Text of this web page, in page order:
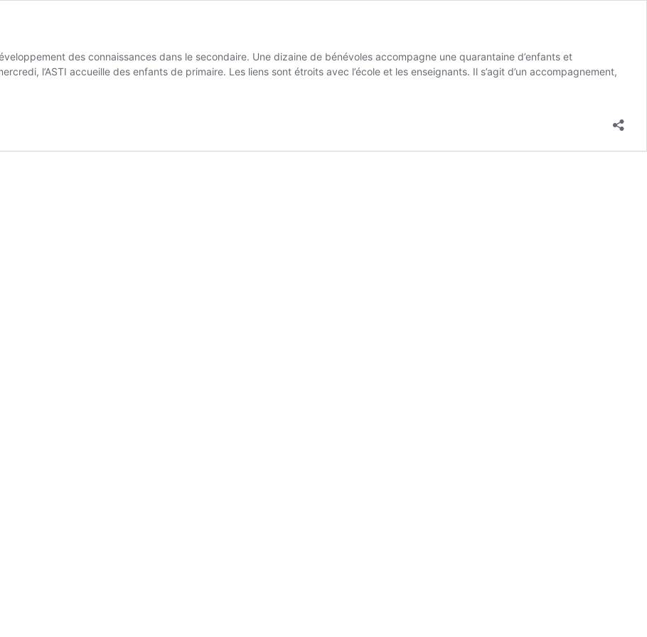
des connaissances dans le secondaire. Une dizaine de bénévoles accompagne une quarantaine d’enfants et
l’ASTI accueille des enfants de primaire. Les liens sont étroits avec l’école et les enseignants. Il s’agit d’un accompagnement,